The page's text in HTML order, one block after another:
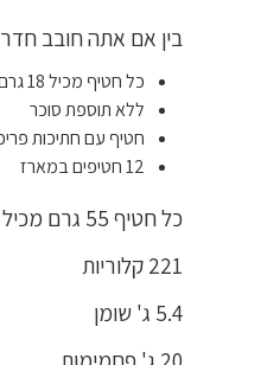
בין אם אתה חובב
כל חטיף מכיל 18 גרם חלבון
ללא תוספת סוכר
חטיף עם חתיכות
12 חטיפים במארז
כל חטיף 55 גרם מכיל :
221 קלוריות
5.4 ג' שומן